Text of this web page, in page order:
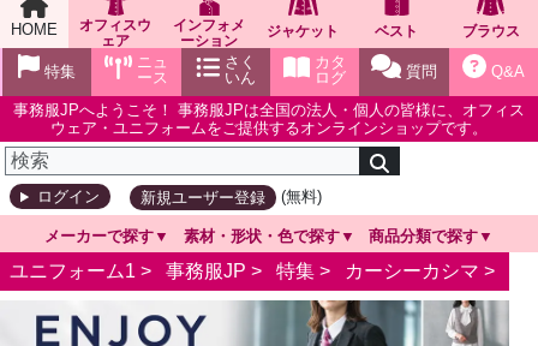
HOME
オフィスウ
ェア
インフォメ
ーション
ショールー
ム
ジャケット ベスト ブラウス
Q&A
質問
カタ
ログ
さく
いん
ニュ
ース
特集
事務服JPへようこそ！ 事務服JPは全国の法人・個人の皆様に、オフィス
ウェア・ユニフォームをご提供するオンラインショップです。
ログイン 新規ユーザー登録 (無料)
メーカーで探す 素材・形状・色で探す 商品分類で探す
ユニフォーム1 > 事務服JP > 特集 > カーシーカシマ >